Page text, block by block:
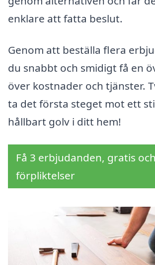
enklare att fatta beslut.
Genom att beställa flera
du snabbt och smidigt få en
över kostnader och tjänster.
ta det första steget mot ett
hållbart golv i ditt hem!
Få 3 erbjudanden, gratis
förpliktelser